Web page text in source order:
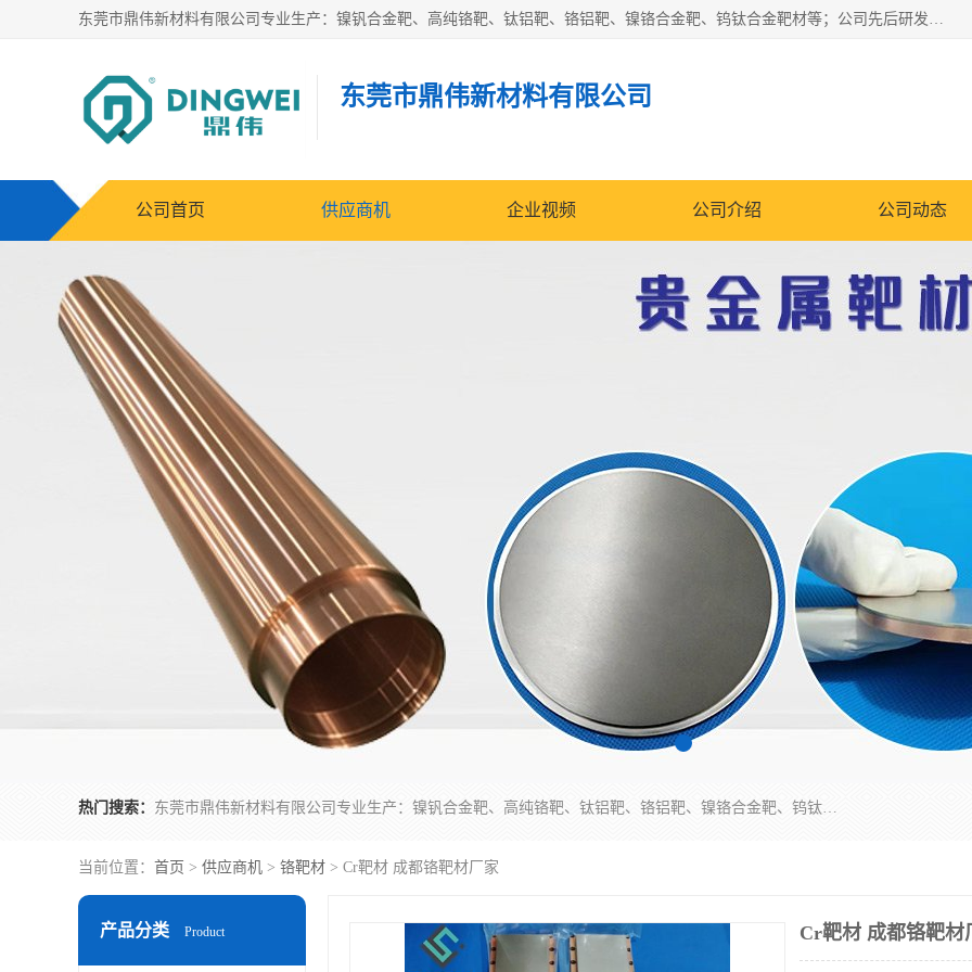
东莞市鼎伟新材料有限公司专业生产：镍钒合金靶、高纯铬靶、钛铝靶、铬铝靶、镍铬合金靶、钨钛合金靶材等；公司先后研发的蒸发材料、溅射靶材系列产品广泛应用到国内外众多知名电子、太阳能企业当中，以较高的性价比，成功发替代了国外进口产品，颇受用户好评。
东莞市鼎伟新材料有限公司
公司首页 供应商机 企业视频 公司介绍 公司动态
热门搜索： 东莞市鼎伟新材料有限公司专业生产：镍钒合金靶、高纯铬靶、钛铝靶、铬铝靶、镍铬合金靶、钨钛合金靶材等；公司先后研发的蒸发材料、溅射靶材系列产品广泛应用到国内外众多知名电子、太阳能企业当中，以较高的性价比，成功发替代了国外进口产品，颇受用户好评。
当前位置： 首页 > 供应商机 > 铬靶材 > Cr靶材 成都铬靶材厂家
产品分类 Product Cr靶材 成都铬靶材